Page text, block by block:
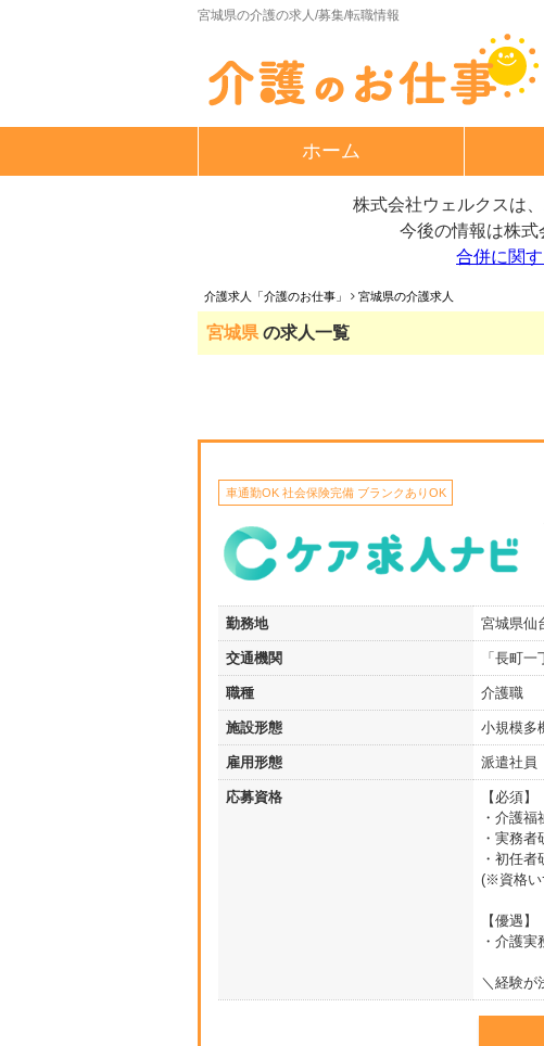
宮城県の介護の求人/募集/転職情報
ホーム
株式会社ウェルクスは
今後の情報は株
合併に関
介護求人「介護のお仕事」 宮城県の介護求人
宮城県 の求人一覧
車通勤OK 社会保険完備 ブランクありOK
勤務地 宮城県仙
交通機関 「長町
職種 介護職
施設形態 小規模多
雇用形態 派遣社員
応募資格
【必須】
・介護福
・実務者
・初任
(※資格い
【優遇】
・介護
＼経験が